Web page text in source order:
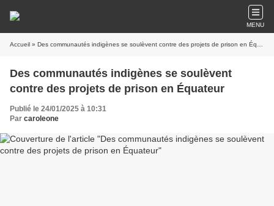
MENU
Accueil » Des communautés indigènes se soulèvent contre des projets de prison en Équateur
Des communautés indigènes se soulèvent
contre des projets de prison en Équateur
Publié le 24/01/2025 à 10:31
Par caroleone